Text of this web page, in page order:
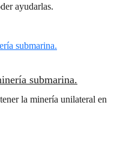
ayudarlas.
submarina.
la minería unilateral en